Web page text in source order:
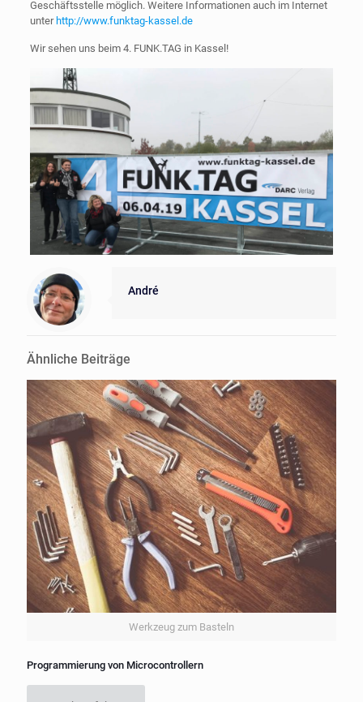
Geschäftsstelle möglich. Weitere Informationen auch im Internet
unter http://www.funktag-kassel.de
Wir sehen uns beim 4. FUNK.TAG in Kassel!
André
Ähnliche Beiträge
Werkzeug zum Basteln
Programmierung von Microcontrollern